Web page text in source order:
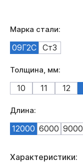
Марка стали:
09Г2С Ст3
Толщина, мм:
10 11 12
Длина:
12000 6000 9000
Характеристики: